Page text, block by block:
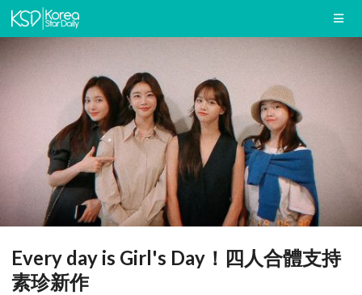
Every day is Girl's Day！四人合體支持
素珍新作